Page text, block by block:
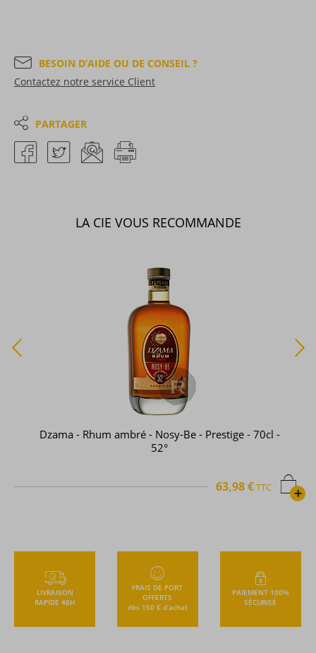
BESOIN D’AIDE OU DE CONSEIL ?
Contactez notre service Client
PARTAGER
LA CIE VOUS RECOMMANDE
Dzama - Rhum ambré - Nosy-Be - Prestige - 70cl -
52°
+
63,98 €TTC
LIVRAISON
RAPIDE 48H
FRAIS DE PORT
OFFERTS
dès 150 € d’achat
PAIEMENT 100%
SÉCURISÉ